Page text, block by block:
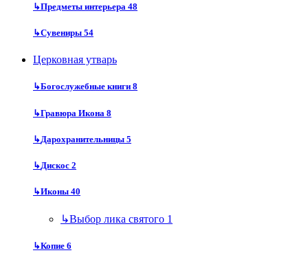
↳Предметы интерьера 48
↳Сувениры 54
Церковная утварь
↳Богослужебные книги 8
↳Гравюра Икона 8
↳Дарохранительницы 5
↳Дискос 2
↳Иконы 40
↳Выбор лика святого 1
↳Копие 6